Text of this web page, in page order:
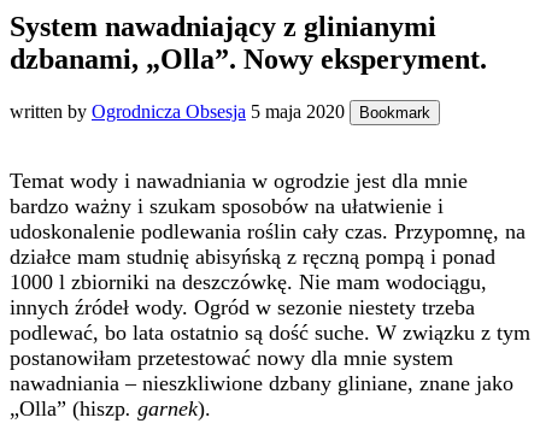
System nawadniający z glinianymi
dzbanami, „Olla”. Nowy eksperyment.
written by Ogrodnicza Obsesja 5 maja 2020 Bookmark
Temat wody i nawadniania w ogrodzie jest dla mnie
bardzo ważny i szukam sposobów na ułatwienie i
udoskonalenie podlewania roślin cały czas. Przypomnę, na
działce mam studnię abisyńską z ręczną pompą i ponad
1000 l zbiorniki na deszczówkę. Nie mam wodociągu,
innych źródeł wody. Ogród w sezonie niestety trzeba
podlewać, bo lata ostatnio są dość suche. W związku z tym
postanowiłam przetestować nowy dla mnie system
nawadniania – nieszkliwione dzbany gliniane, znane jako
„Olla” (hiszp. garnek).